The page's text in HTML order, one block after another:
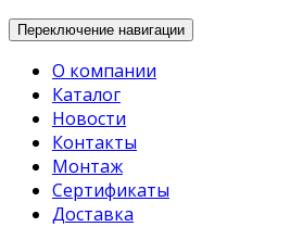
Переключение навигации
О компании
Каталог
Новости
Контакты
Монтаж
Сертификаты
Доставка